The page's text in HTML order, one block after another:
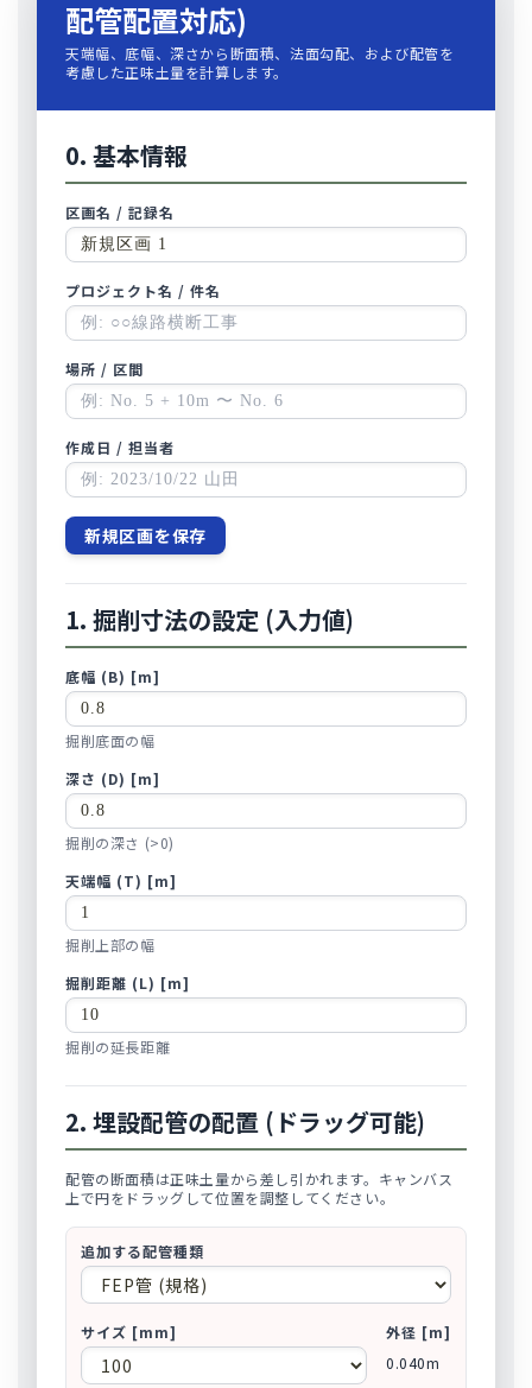
配管配置対応)
天端幅、底幅、深さから断面積、法面勾配、および配管を
考慮した正味土量を計算します。
0. 基本情報
区画名 / 記録名
プロジェクト名 / 件名
場所 / 区間
作成日 / 担当者
新規区画を保存
1. 掘削寸法の設定 (入力値)
底幅 (B) [m]
掘削底面の幅
深さ (D) [m]
掘削の深さ (>0)
天端幅 (T) [m]
掘削上部の幅
掘削距離 (L) [m]
掘削の延長距離
2. 埋設配管の配置 (ドラッグ可能)
配管の断面積は正味土量から差し引かれます。キャンバス
上で円をドラッグして位置を調整してください。
追加する配管種類
サイズ [mm]
外径 [m]
0.040m